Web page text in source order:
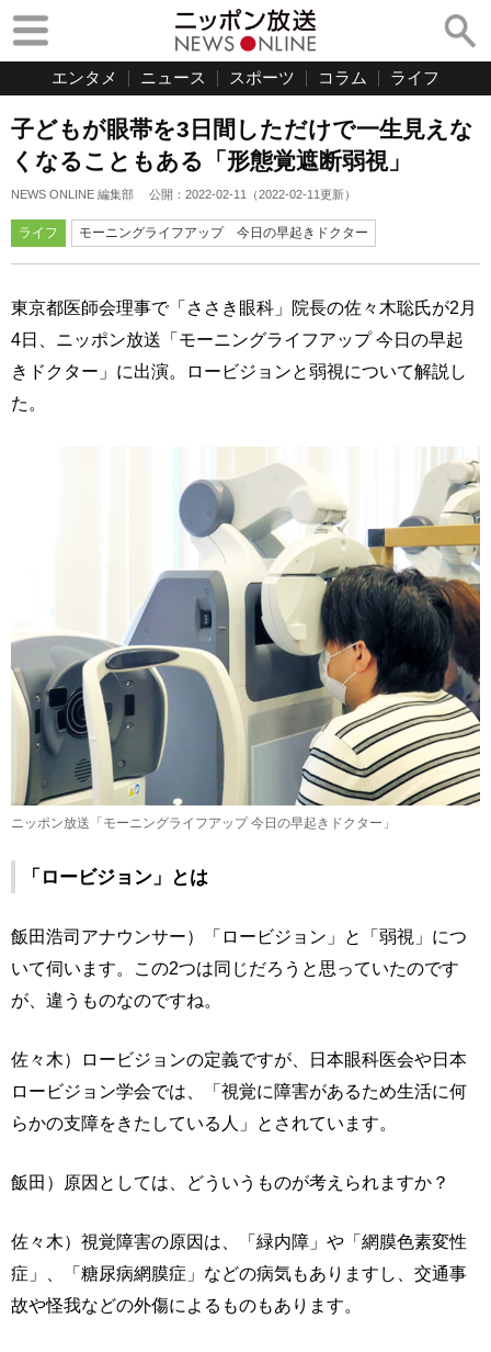
エンタメ ニュース スポーツ コラム ライフ
子どもが眼帯を3日間しただけで一生見えな
くなることもある「形態覚遮断弱視」
NEWS ONLINE 編集部 公開： 2022-02-11 （2022-02-11更新）
ライフ モーニングライフアップ 今日の早起きドクター
東京都医師会理事で「ささき眼科」院長の佐々木聡氏が2月
4日、ニッポン放送「モーニングライフアップ 今日の早起
きドクター」に出演。ロービジョンと弱視について解説し
た。
ニッポン放送「モーニングライフアップ 今日の早起きドクター」
「ロービジョン」とは
飯田浩司アナウンサー）「ロービジョン」と「弱視」につ
いて伺います。この2つは同じだろうと思っていたのです
が、違うものなのですね。
佐々木）ロービジョンの定義ですが、日本眼科医会や日本
ロービジョン学会では、「視覚に障害があるため生活に何
らかの支障をきたしている人」とされています。
飯田）原因としては、どういうものが考えられますか？
佐々木）視覚障害の原因は、「緑内障」や「網膜色素変性
症」、「糖尿病網膜症」などの病気もありますし、交通事
故や怪我などの外傷によるものもあります。